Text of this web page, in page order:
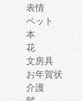
表情
ペット
本
花
文房具
お年賀状
介護